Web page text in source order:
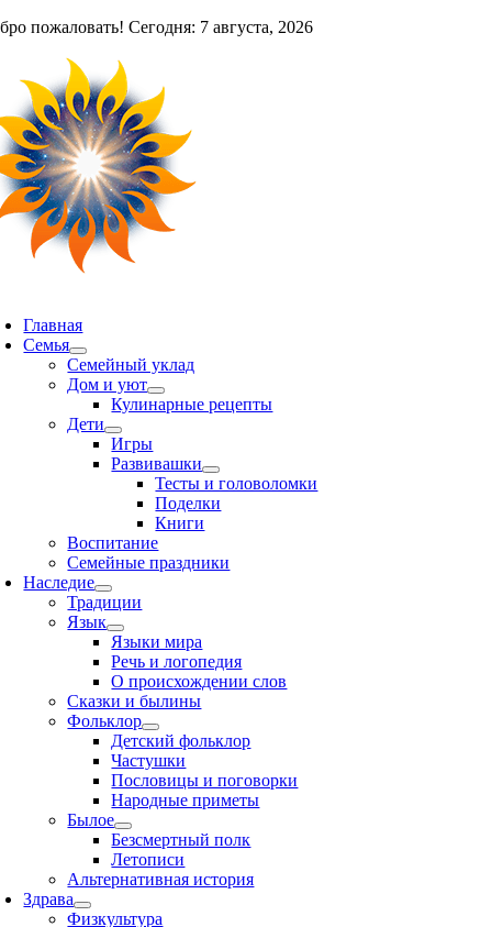
Skipпожаловать! Сегодня: 7 августа, 2026
Главная
Семья
Семейный уклад
Дом и уют
Кулинарные рецепты
Дети
Игры
Развивашки
Тесты и головоломки
Поделки
Книги
Воспитание
Семейные праздники
Наследие
Традиции
Язык
Языки мира
Речь и логопедия
О происхождении слов
Сказки и былины
Фольклор
Детский фольклор
Частушки
Пословицы и поговорки
Народные приметы
Былое
Безсмертный полк
Летописи
Альтернативная история
Здрава
Физкультура